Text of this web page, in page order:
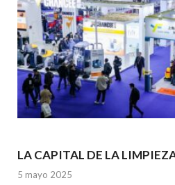
LA CAPITAL DE LA
5 mayo 2025